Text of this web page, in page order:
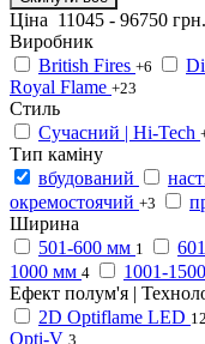
Ціна 11045 - 96750 грн.
Виробник
British Fires +6
Royal Flame +23
Стиль
Сучасний | Hi-Tech
Тип каміну
вбудований
окремостоячий +3
Ширина
501-600 мм 1
1000 мм 4 1001-
Ефект полум'я |
2D Optiflame LED 12
Opti-V 3